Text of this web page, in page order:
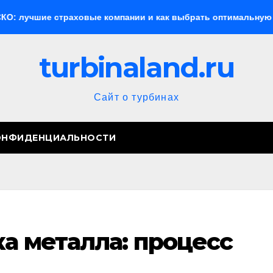
компании и как выбрать оптимальную страховку
turbinaland.ru
Сайт о турбинах
металла: процесс